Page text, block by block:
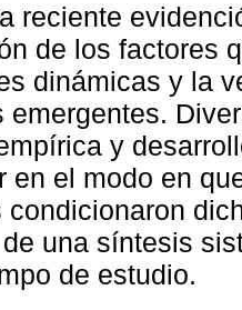
reciente
de los factores
dinámicas y la
emergentes.
y
en el modo en
condicionaron
una síntesis
de estudio.